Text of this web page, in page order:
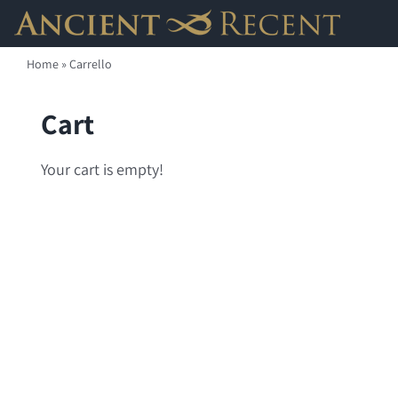
Salta
contenuto
Home »Carrello
Cart
Your cart is empty!